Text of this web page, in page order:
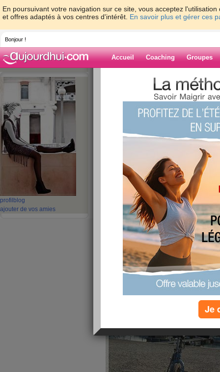
En poursuivant votre navigation sur ce site, vous acceptez
et offres adaptés à vos centres d'intérêt. En savoir plus et gérer ces
Bonjour !
Accueil Coaching Groupes
profil blog
ajouter de vos amies
>
> " Ô
heures propices ! Suspendez votre cours :
délices Des plus beaux de nos jours" !
Blog de
" Ô temps !
vous, heures
Suspendez votre
nous savourer
Des plus beaux
(Lamartine)
publié le 26/03/2012 à 19:30
Je